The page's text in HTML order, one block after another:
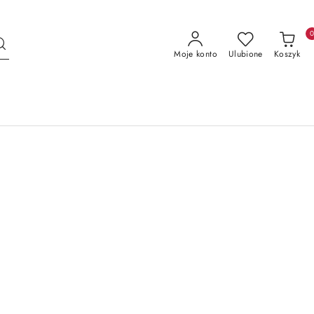
Moje konto Ulubione Koszyk
0